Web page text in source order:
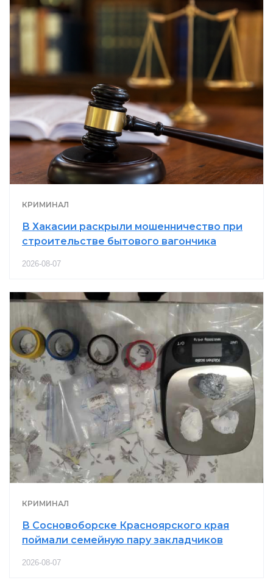
КРИМИНАЛ
В Хакасии раскрыли мошенничество при
строительстве бытового вагончика
2026-08-07
КРИМИНАЛ
В Сосновоборске Красноярского края
поймали семейную пару закладчиков
2026-08-07